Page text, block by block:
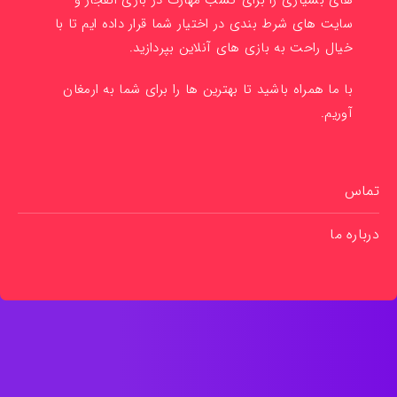
سایت های شرط بندی در اختیار شما قرار داده ایم تا با
خیال راحت به بازی های آنلاین بپردازید.
با ما همراه باشید تا بهترین ها را برای شما به ارمغان
آوریم.
تماس
درباره ما